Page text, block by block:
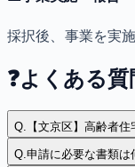
採択後、事業を実
❓よくある質
Q. 【文京区】高齢者
Q.申請に必要な書類は